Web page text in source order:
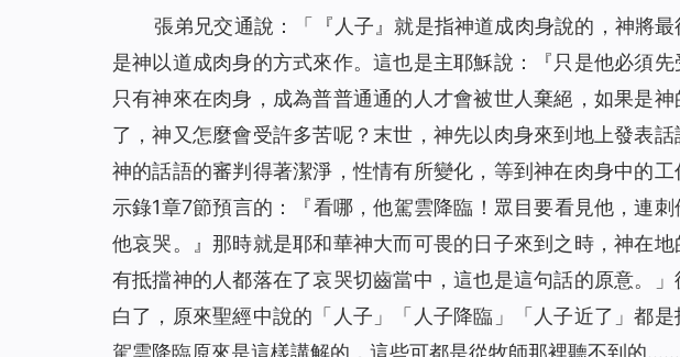
張弟兄交通說：「『人子』就是指神道成肉身說的，神將
是神以道成肉身的方式來作。這也是主耶穌說：『 只是他必須
只有神來在肉身，成為普普通通的人才會被世人棄絕，如果是
了，神又怎麼會受許多苦呢？末世，神先以肉身來到地上發表
神的話語的審判得著潔淨，性情有所變化，等到神在肉身中的
示錄1章7節預言的：『看哪，他駕雲降臨！眾目要看見他，連
他哀哭。
』那時就是耶和華神大而可畏的日子來到之時，神在
有抵擋神的人都落在了哀哭切齒當中，這也是這句話的原意。
白了，原來聖經中說的「人子」「人子降臨」「人子近了」都
駕雲降臨原來是這樣講解的，這些可都是從牧師那裡聽不到的